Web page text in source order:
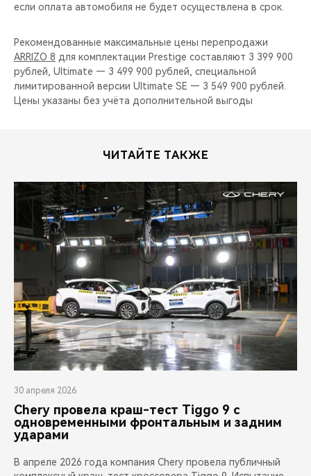
если оплата автомобиля не будет осуществлена в срок.
Рекомендованные максимальные цены перепродажи
ARRIZO 8 для комплектации Prestige составляют 3 399 900
рублей, Ultimate — 3 499 900 рублей, специальной
лимитированной версии Ultimate SE — 3 549 900 рублей.
Цены указаны без учёта дополнительной выгоды
ЧИТАЙТЕ ТАКЖЕ
30 апреля 2026
Chery провела краш-тест Tiggo 9 с
одновременными фронтальным и задним
ударами
В апреле 2026 года компания Chery провела публичный